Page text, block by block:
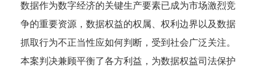
数据作为数字经济的关键生产要素已成为市场激烈竞
争的重要资源，数据权益的权属、权利边界以及数据
抓取行为不正当性应如何判断，受到社会广泛关注。
本案判决兼顾平衡了各方利益，为数据权益司法保护